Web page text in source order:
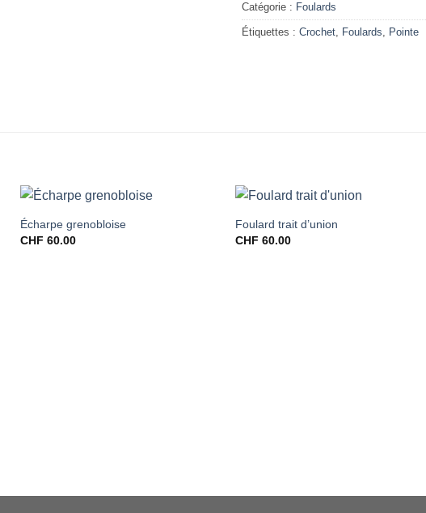
Catégorie : Foulards
Étiquettes : Crochet, Foulards, Pointe
Écharpe grenobloise
CHF 60.00
Foulard trait d’union
CHF 60.00